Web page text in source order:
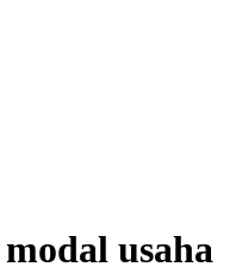
usaha